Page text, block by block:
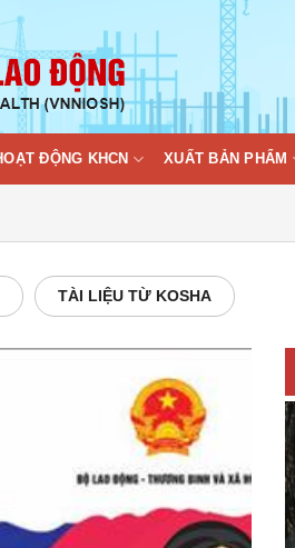
ĐỘNG KHCN XUẤT BẢN PHẨM
TÀI LIỆU TỪ KOSHA